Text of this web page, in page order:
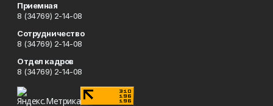
Приемная
8 (34769) 2-14-08
Сотрудничество
8 (34769) 2-14-08
Отдел кадров
8 (34769) 2-14-08